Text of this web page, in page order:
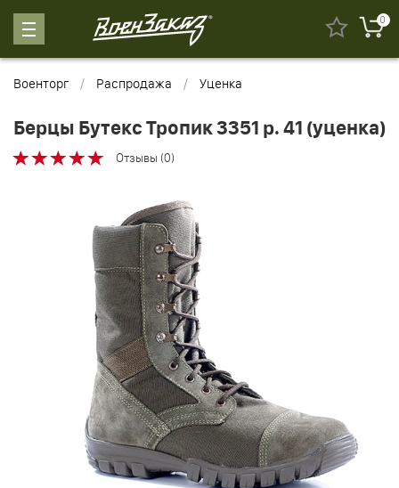
0
Военторг Распродажа Уценка
Берцы Бутекс Тропик 3351 р. 41 (уценка)
Отзывы (0)